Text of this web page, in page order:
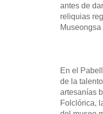
antes de
reliquias
En el
de la
artesanías
Folclórica,